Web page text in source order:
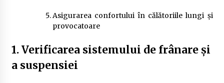
Asigurarea confortului în călătoriile lungi și
provocatoare
1. Verificarea sistemului de frânare și
a suspensiei